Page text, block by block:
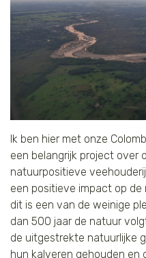
Ik ben hier met onze
een belangrijk project over
natuurpositieve
een positieve impact op
dit is een van de weinige
dan 500 jaar de natuur
de uitgestrekte natuurlijke
hun kalveren gehouden en